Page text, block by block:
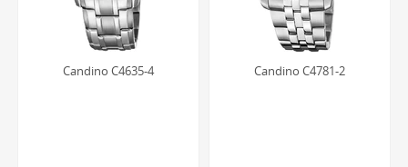
Candino C4635-4 Candino C4781-2